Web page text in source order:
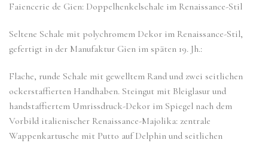
Faiencerie de Gien: Doppelhenkelschale im Renaissance-Stil
Seltene Schale mit polychromem Dekor im Renaissance-Stil,
gefertigt in der Manufaktur Gien im späten 19. Jh.:
Flache, runde Schale mit gewelltem Rand und zwei seitlichen
ockerstaffierten Handhaben. Steingut mit Bleiglasur und
handstaffiertem Umrissdruck-Dekor im Spiegel nach dem
Vorbild italienischer Renaissance-Majolika: zentrale
Wappenkartusche mit Putto auf Delphin und seitlichen